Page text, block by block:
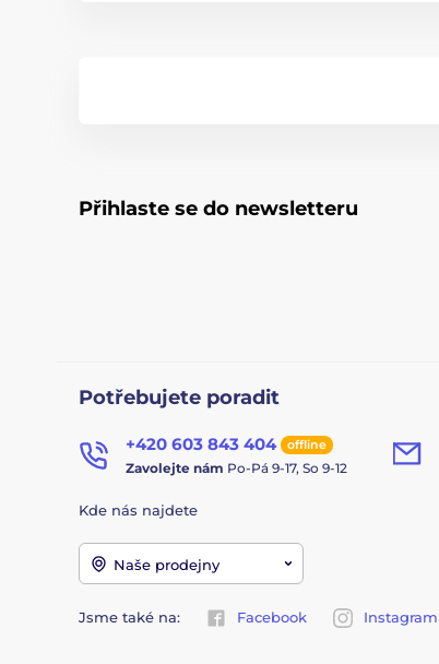
Přihlaste se do newsletteru
Potřebujete poradit
+420 603 843 404 offline
Zavolejte nám Po-Pá 9-17, So 9-12
Kde nás najdete
Naše prodejny
Jsme také na: Facebook Instagram